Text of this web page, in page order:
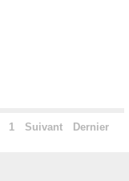
1 Suivant Dernier